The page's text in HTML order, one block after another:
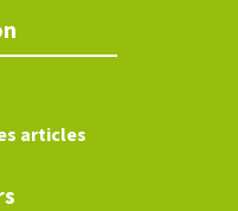
articles